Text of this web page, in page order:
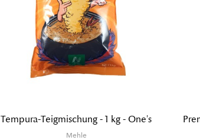
Tempura-Teigmischung - 1 kg - One's
Mehle